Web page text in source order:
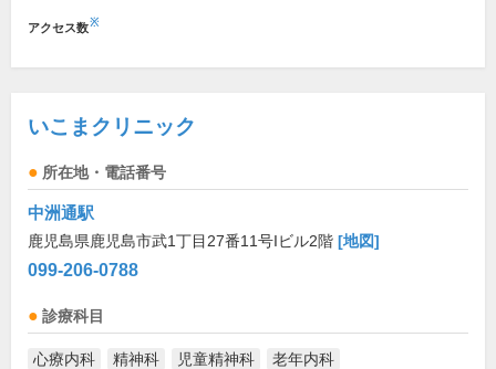
アクセス数※
いこまクリニック
所在地・電話番号
中洲通駅
鹿児島県鹿児島市武1丁目27番11号Iビル2階 [地図]
099-206-0788
診療科目
心療内科 精神科 児童精神科 老年内科